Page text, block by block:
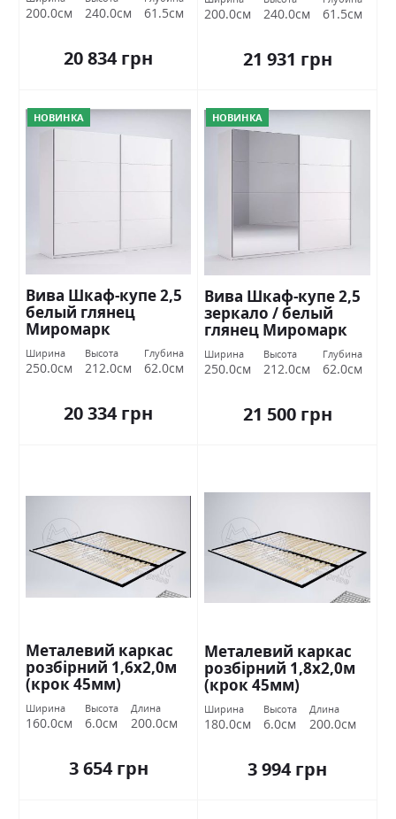
200.0см 240.0см 61.5см
20 834 грн
200.0см 240.0см 61.5см
21 931 грн
НОВИНКА
Вива Шкаф-купе 2,5
белый глянец
Миромарк
Ширина
250.0см
Высота
212.0см
Глубина
62.0см
20 334 грн
НОВИНКА
Вива Шкаф-купе 2,5
зеркало / белый
глянец Миромарк
Ширина
250.0см
Высота
212.0см
Глубина
62.0см
21 500 грн
Металевий каркас
розбірний 1,6х2,0м
(крок 45мм)
Ширина
160.0см
Высота
6.0см
Длина
200.0см
3 654 грн
Металевий каркас
розбірний 1,8х2,0м
(крок 45мм)
Ширина
180.0см
Высота
6.0см
Длина
200.0см
3 994 грн